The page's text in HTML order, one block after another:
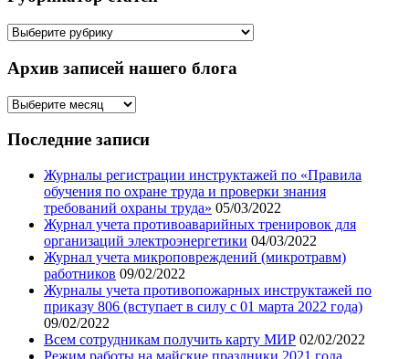
Рубрикатор
Архив записей нашего блога
Архив
нашего
Последние записи
Журналы регистрации инструктажей по «Правила
обучения по охране труда и проверки знания
требований охраны труда» 05/03/2022
Журнал учета противоаварийных тренировок для
организаций электроэнергетики 04/03/2022
Журнал учета микроповреждений (микротравм)
работников 09/02/2022
Журналы учета противопожарных инструктажей по
приказу 806 (вступает в силу с 01 марта 2022 года)
09/02/2022
Всем сотрудникам получить карту МИР 02/02/2022
Режим работы на майские праздники 2021 года